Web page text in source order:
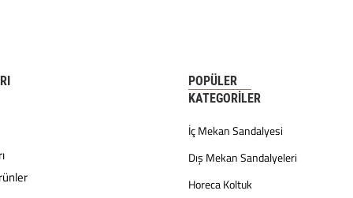
POPÜLER
KATEGORILER
İç Mekan Sandalyesi
Dış Mekan Sandalyeleri
Horeca Koltuk